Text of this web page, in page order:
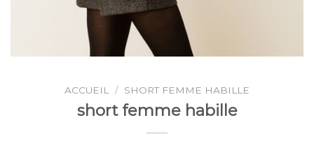
ACCUEIL / SHORT FEMME HABILLE
short femme habille